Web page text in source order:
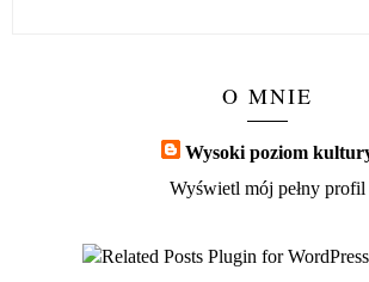
O MNIE
Wysoki poziom
Wyświetl mój pełny profil